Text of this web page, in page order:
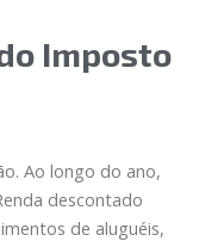
Imposto
Ao longo do ano,
descontado
de aluguéis,